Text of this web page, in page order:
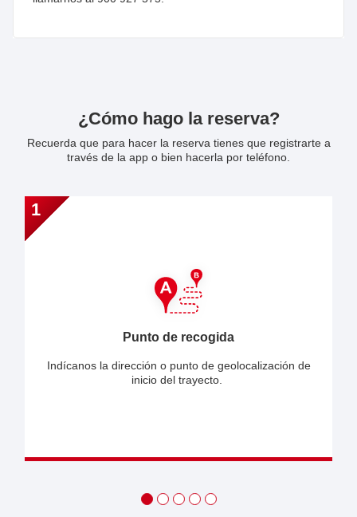
¿Cómo hago la reserva?
Recuerda que para hacer la reserva tienes que registrarte a
través de la app o bien hacerla por teléfono.
1
Punto de recogida
Indícanos la dirección o punto de geolocalización de
inicio del trayecto.